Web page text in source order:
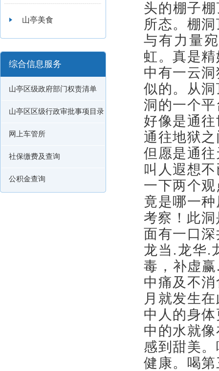
山亭美食
综合信息服务
山亭区级政府部门权责清单
山亭区区级行政审批事项目录
网上车管所
社保缴费及查询
公积金查询
头的棚子
所态。棚
与有力量
虹。真是
中有一云
似的。从
洞的一个
好像是通
通往地狱
但愿是通
叫人遐想
一下两个
竟是哪一
考察！此
面有一口
龙当 .龙华.
毒，补虚赢
中痛及不
月就发生
中人的身
中的水就
感到甜美
健康。喝